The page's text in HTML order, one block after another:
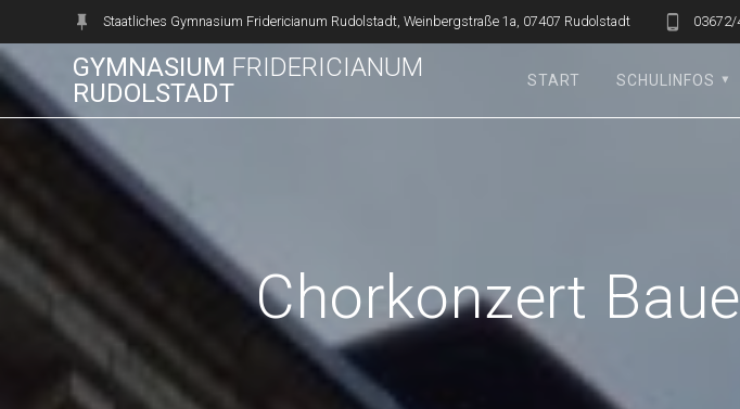
springen
Staatliches Gymnasium Fridericianum Rudolstadt, Weinbergstraße 1a, 07407 Rudolstadt 03672/
GYMNASIUM FRIDERICIANUM
RUDOLSTADT
START SCHULINFOS
Chorkonzert